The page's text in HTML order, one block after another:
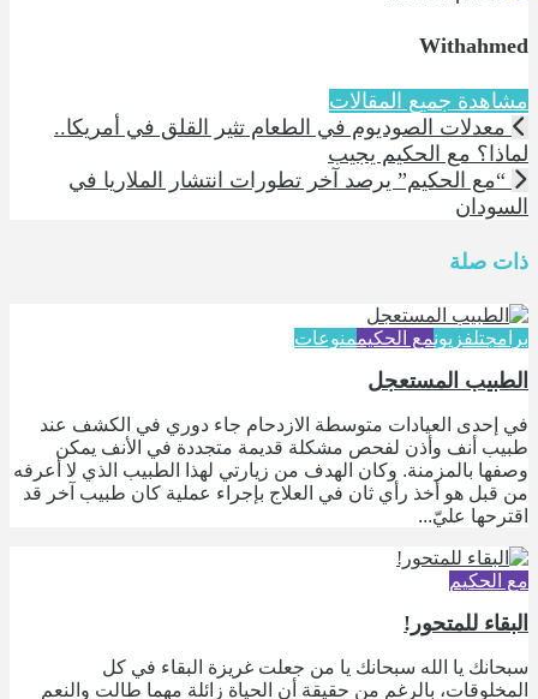
Withahmed
مشاهدة جميع المقالات
معدلات الصوديوم في الطعام تثير القلق في أمريكا..
لماذا؟ مع الحكيم يجيب
“مع الحكيم” يرصد آخر تطورات انتشار الملاريا في
السودان
ذات صلة
برامجتلفزيونمع الحكيممنوعات
الطبيب المستعجل
في إحدى العيادات متوسطة الازدحام جاء دوري في الكشف عند
طبيب أنف وأذن لفحص مشكلة قديمة متجددة في الأنف يمكن
وصفها بالمزمنة. وكان الهدف من زيارتي لهذا الطبيب الذي لا أعرفه
من قبل هو أخذ رأي ثان في العلاج بإجراء عملية كان طبيب آخر قد
اقترحها عليّ...
مع الحكيم
البقاء للمتحور!
سبحانك يا الله سبحانك يا من جعلت غريزة البقاء في كل
المخلوقات، بالرغم من حقيقة أن الحياة زائلة مهما طالت والنعم